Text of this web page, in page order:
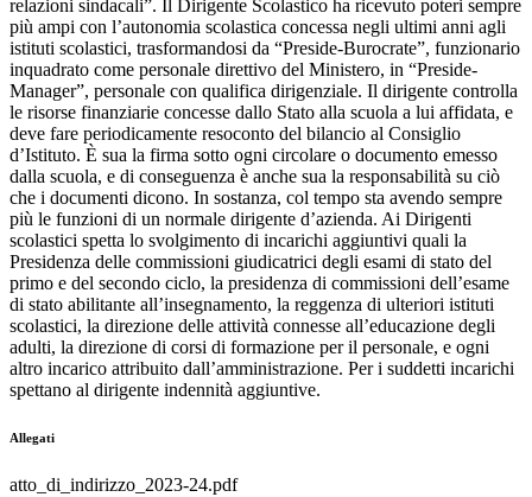
relazioni sindacali”. Il Dirigente Scolastico ha ricevuto poteri sempre
più ampi con l’autonomia scolastica concessa negli ultimi anni agli
istituti scolastici, trasformandosi da “Preside-Burocrate”, funzionario
inquadrato come personale direttivo del Ministero, in “Preside-
Manager”, personale con qualifica dirigenziale. Il dirigente controlla
le risorse finanziarie concesse dallo Stato alla scuola a lui affidata, e
deve fare periodicamente resoconto del bilancio al Consiglio
d’Istituto. È sua la firma sotto ogni circolare o documento emesso
dalla scuola, e di conseguenza è anche sua la responsabilità su ciò
che i documenti dicono. In sostanza, col tempo sta avendo sempre
più le funzioni di un normale dirigente d’azienda. Ai Dirigenti
scolastici spetta lo svolgimento di incarichi aggiuntivi quali la
Presidenza delle commissioni giudicatrici degli esami di stato del
primo e del secondo ciclo, la presidenza di commissioni dell’esame
di stato abilitante all’insegnamento, la reggenza di ulteriori istituti
scolastici, la direzione delle attività connesse all’educazione degli
adulti, la direzione di corsi di formazione per il personale, e ogni
altro incarico attribuito dall’amministrazione. Per i suddetti incarichi
spettano al dirigente indennità aggiuntive.
Allegati
atto_di_indirizzo_2023-24.pdf